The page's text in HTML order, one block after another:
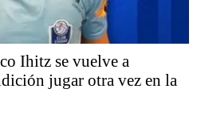
Ihitz se vuelve a
jugar otra vez en la